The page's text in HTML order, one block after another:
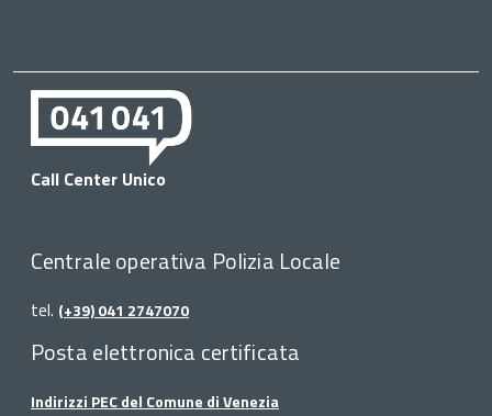
Call Center Unico
Centrale operativa Polizia Locale
tel. (+39) 041 2747070
Posta elettronica certificata
Indirizzi PEC del Comune di Venezia